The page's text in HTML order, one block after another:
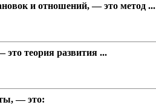
и отношений, — это метод ...
это теория развития ...
— это: